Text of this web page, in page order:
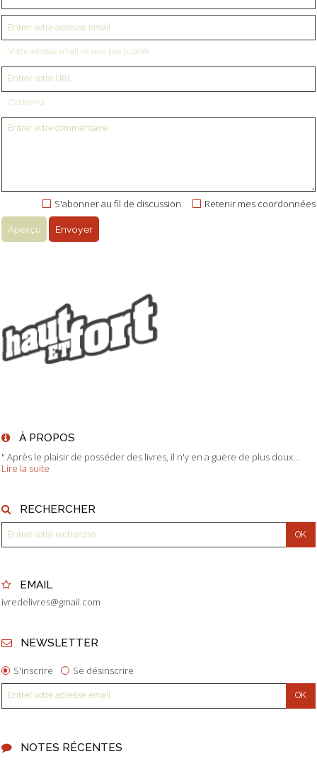
Votre adresse email ne sera pas publiée
Optionnel
Retenir mes coordonnées
S'abonner au fil de discussion
À PROPOS
" Après le plaisir de posséder des livres, il n'y en a guère de plus doux...
Lire la suite
RECHERCHER
EMAIL
ivredelivres@gmail.com
NEWSLETTER
S'inscrire Se désinscrire
NOTES RÉCENTES